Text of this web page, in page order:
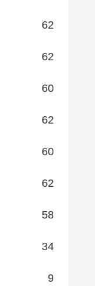
62
62
60
62
60
62
58
34
9